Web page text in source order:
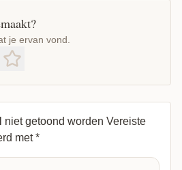
je ervan vond.
niet getoond worden Vereiste
met*